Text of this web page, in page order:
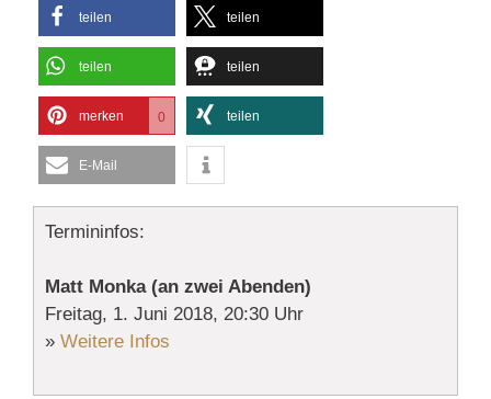
teilen teilen
teilen teilen
merken 0 teilen
E-Mail
Termininfos:
Matt Monka (an zwei Abenden)
Freitag, 1. Juni 2018, 20:30 Uhr
» Weitere Infos